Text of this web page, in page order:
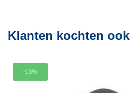
Klanten kochten ook
-13%